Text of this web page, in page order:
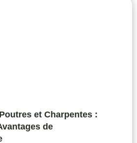
et Charpentes :
de